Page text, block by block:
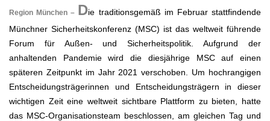
Region München – Die traditionsgemäß im Februar stattfindende
Münchner Sicherheitskonferenz (MSC) ist das weltweit führende
Forum für Außen- und Sicherheitspolitik. Aufgrund der
anhaltenden Pandemie wird die diesjährige MSC auf einen
späteren Zeitpunkt im Jahr 2021 verschoben. Um hochrangigen
Entscheidungsträgerinnen und Entscheidungsträgern in dieser
wichtigen Zeit eine weltweit sichtbare Plattform zu bieten, hatte
das MSC-Organisationsteam beschlossen, am gleichen Tag und